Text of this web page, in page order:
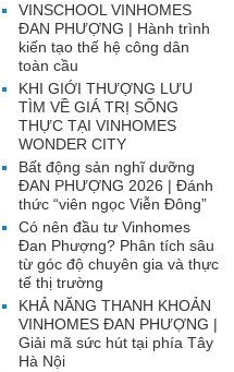
VINSCHOOL VINHOMES
ĐAN PHƯỢNG | Hành trình
kiến tạo thế hệ công dân
toàn cầu
KHI GIỚI THƯỢNG LƯU
TÌM VỀ GIÁ TRỊ SỐNG
THỰC TẠI VINHOMES
WONDER CITY
Bất động sản nghĩ dưỡng
ĐAN PHƯỢNG 2026 | Đánh
thức “viên ngọc Viễn Đông”
Có nên đầu tư Vinhomes
Đan Phượng? Phân tích sâu
từ góc độ chuyên gia và thực
tế thị trường
KHẢ NĂNG THANH KHOẢN
VINHOMES ĐAN PHƯỢNG |
Giải mã sức hút tại phía Tây
Hà Nội